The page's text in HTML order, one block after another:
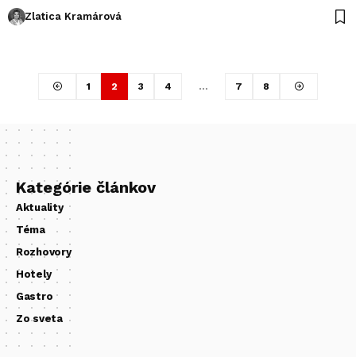
Zlatica Kramárová
1 2 3 4 … 7 8
Kategórie článkov
Aktuality
Téma
Rozhovory
Hotely
Gastro
Zo sveta